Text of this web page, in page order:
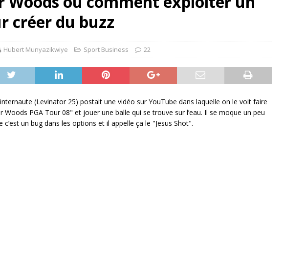
]
Découvrez le maillot solidaire lancé par Mizuno, l’U.S. Dax Rugby Landes et Intersport
lès-Dax au profit des sapeurs-pompiers face aux incendies dans les Landes
créer du buzz
Hubert Munyazikwiye Sport Business 22
(Levinator 25) postait une vidéo sur YouTube dans laquelle on le voit faire
Woods PGA Tour 08" et jouer une balle qui se trouve sur l’eau. Il se moque un peu
c’est un bug dans les options et il appelle ça le "Jesus Shot".